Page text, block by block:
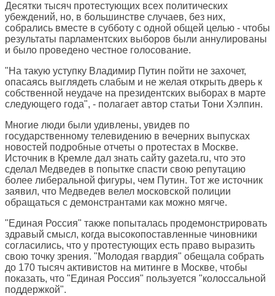
Десятки тысяч протестующих всех политических
убеждений, но, в большинстве случаев, без них,
собрались вместе в субботу с одной общей целью - чтобы
результаты парламентских выборов были аннулированы
и было проведено честное голосование.
"На такую уступку Владимир Путин пойти не захочет,
опасаясь выглядеть слабым и не желая открыть дверь к
собственной неудаче на президентских выборах в марте
следующего года", - полагает автор статьи Тони Хэлпин.
Многие люди были удивлены, увидев по
государственному телевидению в вечерних выпусках
новостей подробные отчеты о протестах в Москве.
Источник в Кремле дал знать сайту gazeta.ru, что это
сделал Медведев в попытке спасти свою репутацию
более либеральной фигуры, чем Путин. Тот же источник
заявил, что Медведев велел московской полиции
обращаться с демонстрантами как можно мягче.
"Единая Россия" также попыталась продемонстрировать
здравый смысл, когда высокопоставленные чиновники
согласились, что у протестующих есть право выразить
свою точку зрения. "Молодая гвардия" обещала собрать
до 170 тысяч активистов на митинге в Москве, чтобы
показать, что "Единая Россия" пользуется "колоссальной
поддержкой".